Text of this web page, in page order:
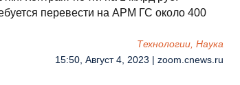
перевести на АРМ ГС около 400
Технологии, Наука
15:50, Август 4, 2023 | zoom.cnews.ru